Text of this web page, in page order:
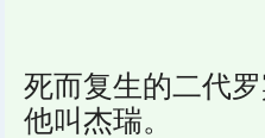
死而复生的二代
他叫杰瑞。